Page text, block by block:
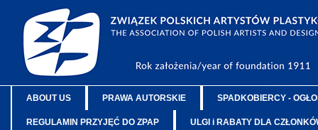
ABOUT US PRAWA AUTORSKIE SPADKOBIERCY -
REGULAMIN PRZYJĘĆ DO ZPAP ULGI i RABATY DLA